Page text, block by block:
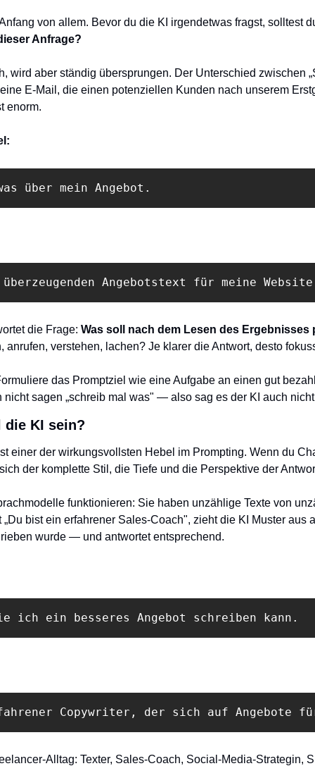
von allem. Bevor du die KI irgendetwas fragst, solltest
Anfrage?
wird aber ständig übersprungen. Der Unterschied zwischen
E-Mail, die einen potenziellen Kunden nach unserem
enorm.
über mein Angebot.
Angebotstext für meine
die Frage: Was soll nach dem Lesen des Ergebnisses
anrufen, verstehen, lachen? Je klarer die Antwort, desto
das Promptziel wie eine Aufgabe an einen gut
nicht sagen „schreib mal was" — also sag es der KI auch
die KI sein?
einer der wirkungsvollsten Hebel im Prompting. Wenn du
der komplette Stil, die Tiefe und die Perspektive der
funktionieren: Sie haben unzählige Texte von
bist ein erfahrener Sales-Coach", zieht die KI Muster aus
wurde — und antwortet entsprechend.
ich ein besseres Angebot schreiben kann.
Copywriter, der sich auf Angebote
Alltag: Texter, Sales-Coach, Social-Media-Strategin,